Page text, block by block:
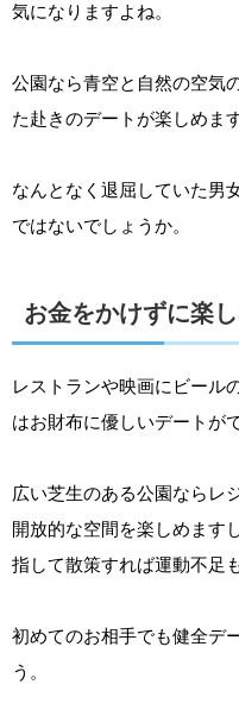
気になりますよね。
公園なら青空と自然の空気
た赴きのデートが楽しめます
なんとなく退屈していた男
ではないでしょうか。
お金をかけずに楽
レストランや映画にビール
はお財布に優しいデートが
広い芝生のある公園ならレ
開放的な空間を楽しめます
指して散策すれば運動不足
初めてのお相手でも健全デ
う。